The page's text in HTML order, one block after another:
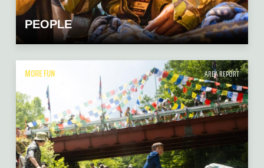
PEOPLE
MORE FUN AREA REPORT